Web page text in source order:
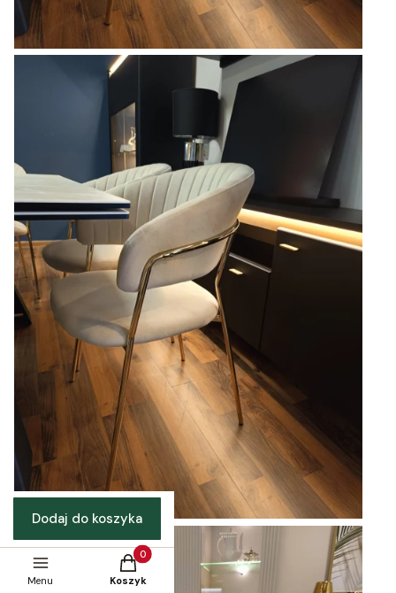
Dodaj do koszyka
Menu
Produkty w koszyku: 0. Zobacz szczegóły
Koszyk